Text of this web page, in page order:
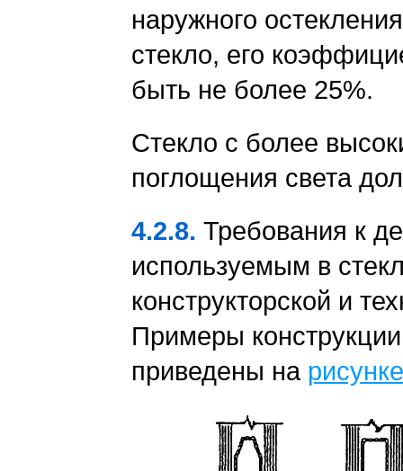
наружного
стекло, его
быть не более 25%.
Стекло с более
поглощения света
4.2.8. Требования к
используемым в
конструкторской и
Примеры
приведены на